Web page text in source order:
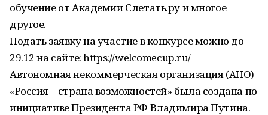
обучение от Академии Слетать.ру и многое
другое.
Подать заявку на участие в конкурсе можно до
29.12 на сайте: https://welcomecup.ru/
Автономная некоммерческая организация (АНО)
«Россия – страна возможностей» была создана по
инициативе Президента РФ Владимира Путина.